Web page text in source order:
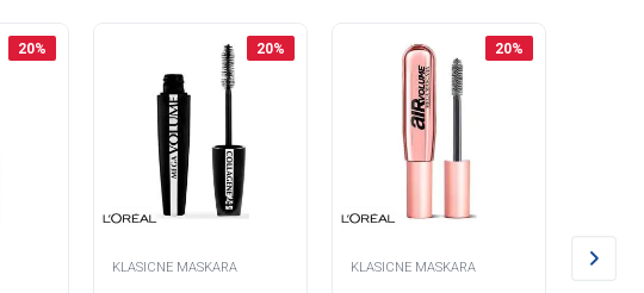
20% 20%
KLASICNE MASKARA
20%
KLASICNE MASKARA